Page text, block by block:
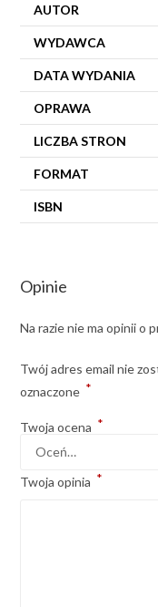
AUTOR
WYDAWCA
DATA WYDANIA
OPRAWA
LICZBA STRON
FORMAT
ISBN
Opinie
Na razie nie ma opinii o
Twój adres email nie
oznaczone *
Twoja ocena *
Twoja opinia *